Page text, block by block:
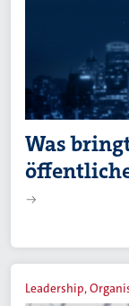
Was
Leadership,